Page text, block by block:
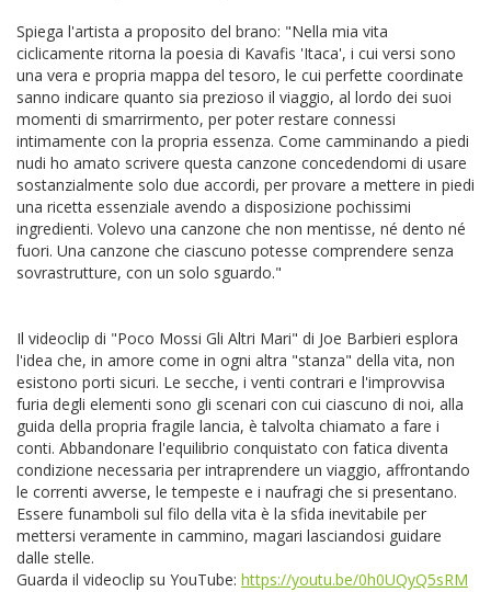
Spiega l'artista a proposito del brano: "Nella mia vita
ciclicamente ritorna la poesia di Kavafis 'Itaca', i cui versi sono
una vera e propria mappa del tesoro, le cui perfette coordinate
sanno indicare quanto sia prezioso il viaggio, al lordo dei suoi
momenti di smarrirmento, per poter restare connessi
intimamente con la propria essenza. Come camminando a piedi
nudi ho amato scrivere questa canzone concedendomi di usare
sostanzialmente solo due accordi, per provare a mettere in piedi
una ricetta essenziale avendo a disposizione pochissimi
ingredienti. Volevo una canzone che non mentisse, né dento né
fuori. Una canzone che ciascuno potesse comprendere senza
sovrastrutture, con un solo sguardo."
Il videoclip di "Poco Mossi Gli Altri Mari" di Joe Barbieri esplora
l'idea che, in amore come in ogni altra "stanza" della vita, non
esistono porti sicuri. Le secche, i venti contrari e l'improvvisa
furia degli elementi sono gli scenari con cui ciascuno di noi, alla
guida della propria fragile lancia, è talvolta chiamato a fare i
conti. Abbandonare l'equilibrio conquistato con fatica diventa
condizione necessaria per intraprendere un viaggio, affrontando
le correnti avverse, le tempeste e i naufragi che si presentano.
Essere funamboli sul filo della vita è la sfida inevitabile per
mettersi veramente in cammino, magari lasciandosi guidare
dalle stelle.
Guarda il videoclip su YouTube: https://youtu.be/0h0UQyQ5sRM